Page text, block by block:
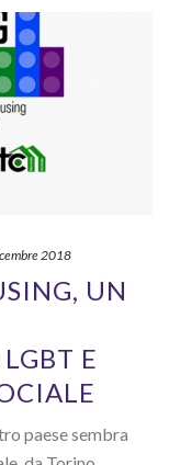
2018
UN
E
paese sembra